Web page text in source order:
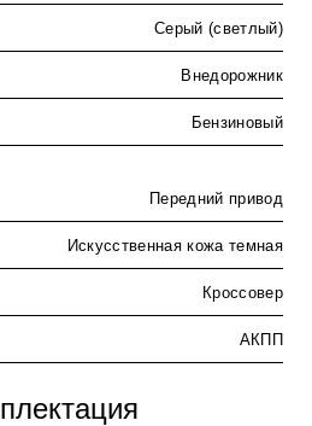
Серый (светлый)
Внедорожник
Бензиновый
Передний привод
Искусственная кожа темная
Кроссовер
АКПП